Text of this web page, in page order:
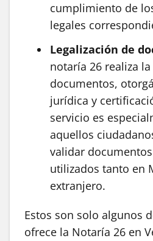
cumplimiento de
legales
Legalización de
notaría 26 realiza
documentos,
jurídica y
servicio es
aquellos
validar
utilizados tanto en
extranjero.
Estos son solo algunos
ofrece la Notaría 26 en